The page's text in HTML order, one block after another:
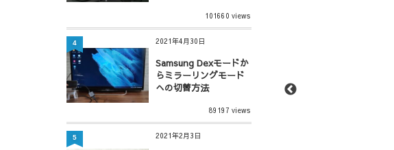
101660 views
2021年4月30日
Samsung Dexモードか
らミラーリングモード
への切替方法
89197 views
4
2021年2月3日
5